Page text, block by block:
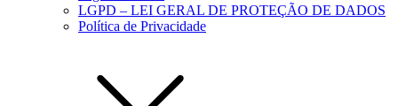
LGPD – LEI GERAL DE PROTEÇÃO DE DADOS
Política de Privacidade